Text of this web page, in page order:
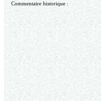
Commentaire historique :